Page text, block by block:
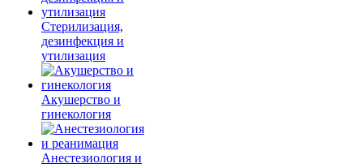
Стерилизация,
дезинфекция и
утилизация
Акушерство и
гинекология
Анестезиология и